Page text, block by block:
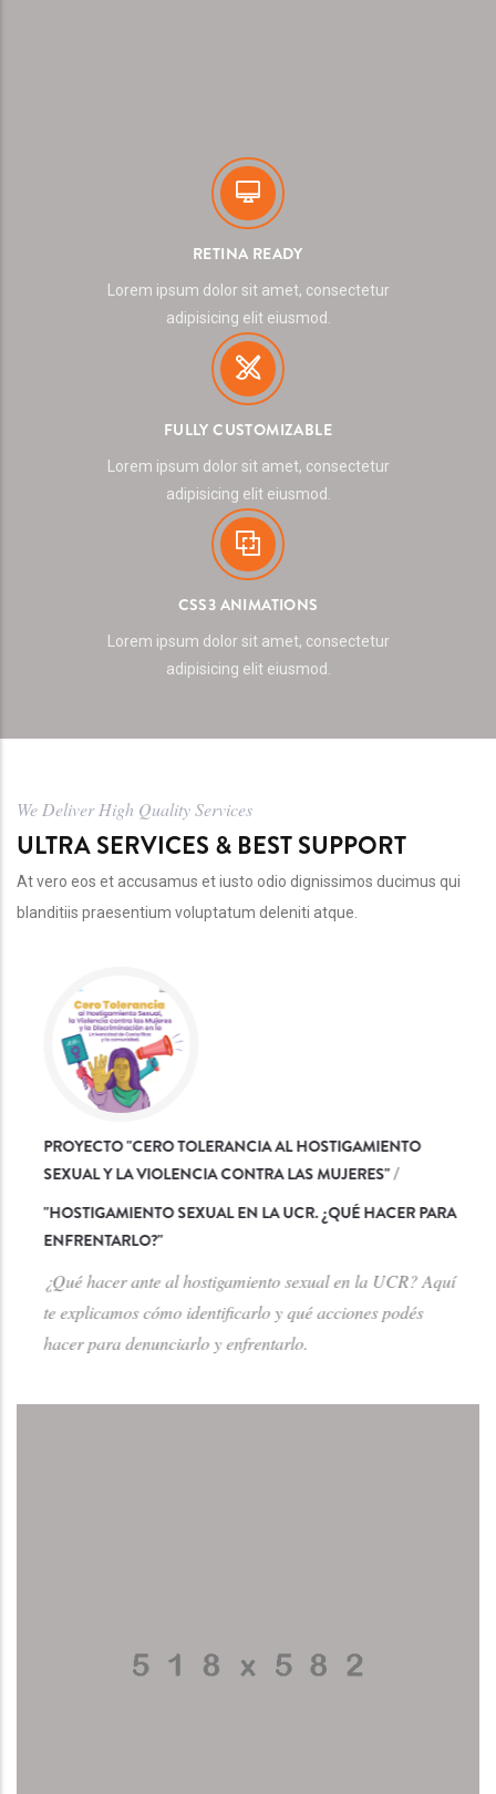
RETINA READY
Lorem ipsum dolor sit amet, consectetur
adipisicing elit eiusmod.
FULLY CUSTOMIZABLE
Lorem ipsum dolor sit amet, consectetur
adipisicing elit eiusmod.
CSS3 ANIMATIONS
Lorem ipsum dolor sit amet, consectetur
adipisicing elit eiusmod.
We Deliver High Quality Services
ULTRA SERVICES & BEST SUPPORT
At vero eos et accusamus et iusto odio dignissimos ducimus qui
blanditiis praesentium voluptatum deleniti atque.
PROYECTO "CERO TOLERANCIA AL HOSTIGAMIENTO
SEXUAL Y LA VIOLENCIA CONTRA LAS MUJERES"/
"HOSTIGAMIENTO SEXUAL EN LA UCR. ¿QUÉ HACER PARA
ENFRENTARLO?"
¿Qué hacer ante al hostigamiento sexual en la UCR? Aquí
te explicamos cómo identificarlo y qué acciones podés
hacer para denunciarlo y enfrentarlo.